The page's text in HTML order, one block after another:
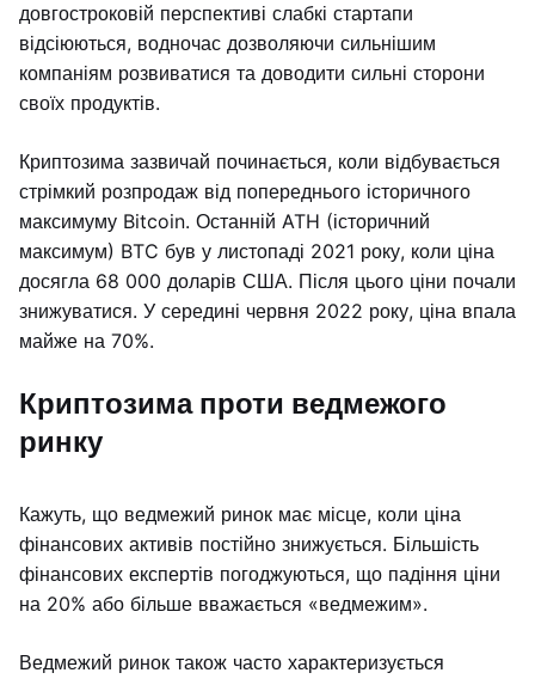
довгостроковій перспективі слабкі стартапи
відсіюються, водночас дозволяючи сильнішим
компаніям розвиватися та доводити сильні сторони
своїх продуктів.
Криптозима зазвичай починається, коли відбувається
стрімкий розпродаж від попереднього історичного
максимуму Bitcoin. Останній ATH (історичний
максимум) BTC був у листопаді 2021 року, коли ціна
досягла 68 000 доларів США. Після цього ціни почали
знижуватися. У середині червня 2022 року, ціна впала
майже на 70%.
Криптозима проти ведмежого
ринку
Кажуть, що ведмежий ринок має місце, коли ціна
фінансових активів постійно знижується. Більшість
фінансових експертів погоджуються, що падіння ціни
на 20% або більше вважається «ведмежим».
Ведмежий ринок також часто характеризується